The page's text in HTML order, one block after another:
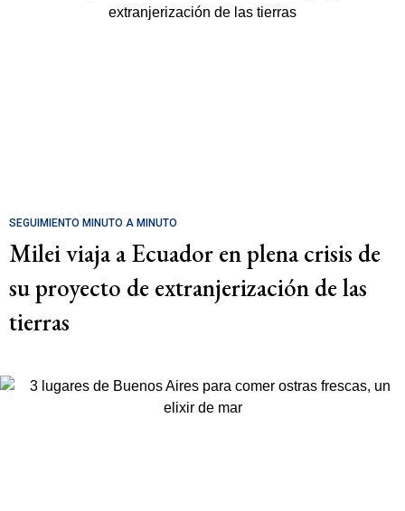
SEGUIMIENTO MINUTO A MINUTO
Milei viaja a Ecuador en plena crisis de
su proyecto de extranjerización de las
tierras